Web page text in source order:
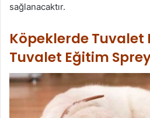
sağlanacaktır.
Köpeklerde Tuvalet
Tuvalet Eğitim